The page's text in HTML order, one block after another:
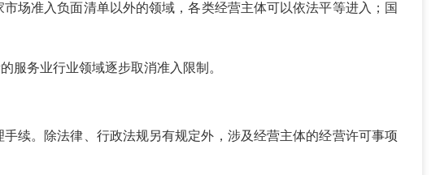
场准入负面清单以外的领域，各类经营主体可以依法平等进入；国
服务业行业领域逐步取消准入限制。
续。除法律、行政法规另有规定外，涉及经营主体的经营许可事项